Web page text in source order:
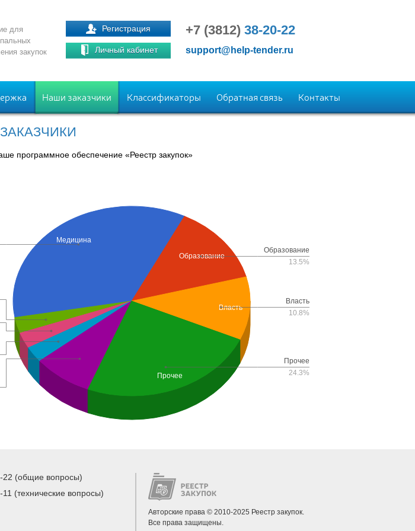
для
закупок
Регистрация
Личный кабинет
+7 (3812) 38-20-22
support@help-tender.ru
Наши заказчики Классификаторы Обратная связь Контакты
программное обеспечение «Реестр закупок»
Медицина
Образование
Власть
Прочее
Образование
13.5%
Власть
10.8%
Прочее
24.3%
22 (общие вопросы)
(технические вопросы)
Авторские права © 2010-2025 Реестр закупок.
Все права защищены.